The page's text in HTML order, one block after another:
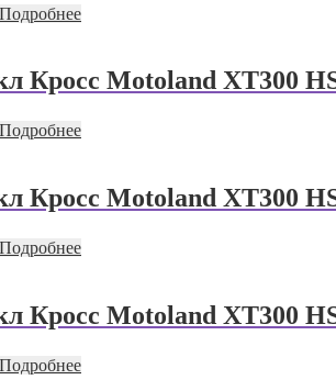
Подробнее
Кросс Motoland XT300
Подробнее
Кросс Motoland XT300
Подробнее
Кросс Motoland XT300
Подробнее